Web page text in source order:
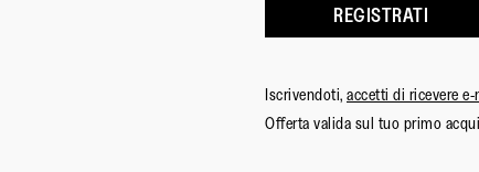
REGISTRATI
Iscrivendoti, accetti di ricevere
Offerta valida sul tuo primo